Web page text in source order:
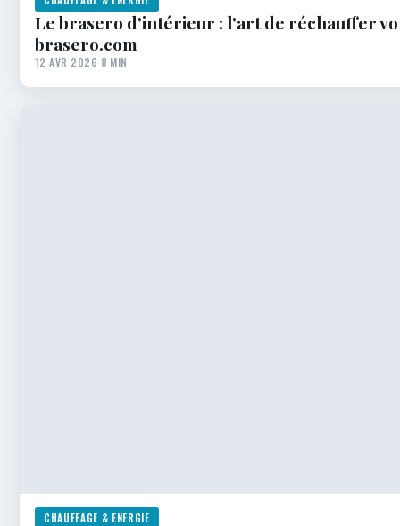
Le brasero d’intérieur : l’art de réchauffer
brasero.com
12 AVR 2026·8 MIN
CHAUFFAGE & ENERGIE